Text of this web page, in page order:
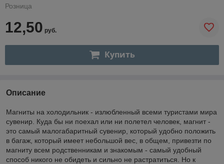
Розница
12,50 руб.
Купить
Описание
Магниты на холодильник - излюбленный всеми туристами мира
сувенир. Куда бы ни поехал или ни полетел человек, магнит -
это самый малогабаритный сувенир, который удобно положить
в багаж, который имеет небольшой вес, в общем, привезти по
магниту всем родственникам и знакомым - самый удобный
способ никого не обидеть и сильно не растратиться. Но к